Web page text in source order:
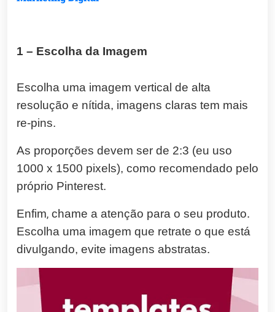
1 – Escolha da Imagem
Escolha uma imagem vertical de alta
resolução e nítida, imagens claras tem mais
re-pins.
As proporções devem ser de 2:3 (eu uso
1000 x 1500 pixels), como recomendado pelo
próprio Pinterest.
Enfim, chame a atenção para o seu produto.
Escolha uma imagem que retrate o que está
divulgando, evite imagens abstratas.